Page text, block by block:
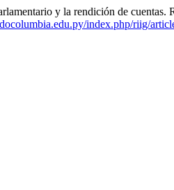
y la rendición de cuentas.
index.php/riig/